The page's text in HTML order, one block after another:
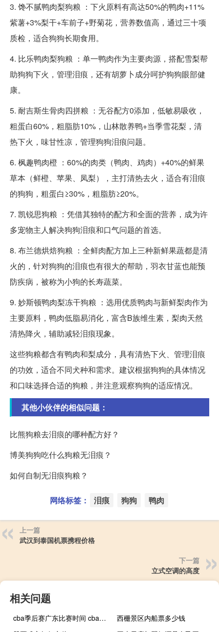
3. 馋不腻鸭肉梨狗粮 ：下火原料有高达50%的鸭肉+11%
紫薯+3%梨干+车前子+野菊花，营养数值高，通过三十项
质检，适合狗狗长期食用。
4. 比乐鸭肉梨狗粮 ：单一鸭肉作为主要肉源，搭配雪梨帮
助狗狗下火，管理泪痕，还有胡萝卜成分呵护狗狗眼部健
康。
5. 耐吉斯生骨肉四拼粮 ：无谷配方0添加，低敏易吸收，
粗蛋白60%，粗脂肪10%，山林散养鸭+当季雪花梨，清
热下火，味甘性凉，管理狗狗泪痕问题。
6. 枫趣鸭肉橙 ：60%的肉类（鸭肉、鸡肉）+40%的鲜果
草本（鲜橙、苹果、凤梨），主打清热去火，适合有泪痕
的狗狗，粗蛋白≥30%，粗脂肪≥20%。
7. 凯锐思狗粮 ：凭借其独特的配方和全面的营养，成为许
多宠物主人解决狗狗泪痕和口气问题的首选。
8. 布兰德烘焙狗粮 ：全鲜肉配方加上三种新鲜果蔬都是清
火的，针对狗狗的泪痕也有很大的帮助，羽衣甘蓝也能预
防疾病，被称为小狗的长寿蔬菜。
9. 妙斯顿鸭肉梨冻干狗粮 ：选用优质鸭肉与新鲜梨肉作为
主要原料，鸭肉低脂易消化，富含B族维生素，梨肉天然
清热降火，辅助减轻泪痕现象。
这些狗粮都含有鸭肉和梨成分，具有清热下火、管理泪痕
的功效，适合不同犬种和需求。建议根据狗狗的具体情况
和口味选择合适的狗粮，并注意观察狗狗的适应情况。
其他小伙伴的相似问题：
比熊狗粮去泪痕的哪种配方好？
博美狗狗吃什么狗粮无泪痕？
如何自制无泪痕狗粮？
网络标签： 泪痕 狗狗 鸭肉
上一篇
武汉到泰国机票携程价格
下一篇
立式空调的高度
相关问题
cba季后赛广东比赛时间 cba广东季后赛赛程
西栅景区内船票多少钱